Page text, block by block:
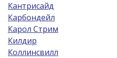
Кантрисайд
Карбондейл
Карол Стрим
Килдир
Коллинсвилл